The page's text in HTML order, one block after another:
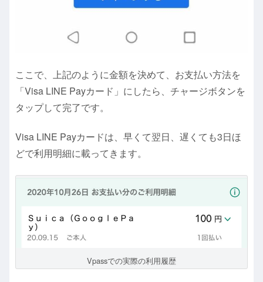
ここで、上記のように金額を決めて、お支払い方法を
「Visa LINE Payカード」にしたら、チャージボタンを
タップして完了です。
Visa LINE Payカードは、早くて翌日、遅くても3日ほ
どで利用明細に載ってきます。
Vpassでの実際の利用履歴